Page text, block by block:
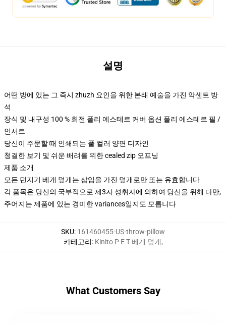
설명
어떤 방에 있는 그 즉시 zhuzh 요인을 위한 본래 예술을 가진 악센트 방
석
장식 및 내구성 100 % 회전 폴리 에스테르 커버 옵션 폴리 에스테르 필 /
인서트
당신이 주문할 때 인쇄되는 풀 컬러 양면 디자인
청결한 보기 및 쉬운 배려를 위한 cealed zip 오프닝
제품 소개
모든 던지기 베개 덮개는 삽입을 가진 덮개로만 또는 유효합니다
각 품목은 당신의 국부적으로 제3자 성취자에 의하여 당신을 위해 다만,
주어지는 제품에 있는 경미한 variances일지도 모릅니다
SKU: 161460455-US-throw-pillow
카테고리: Kinito P E T 베개 덮개,
What Customers Say